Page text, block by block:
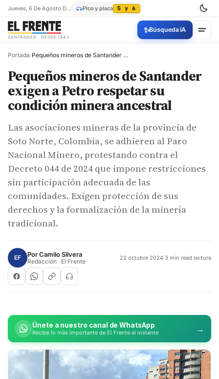
Jueves, 6 De Agosto De 2026 Pico y placa 5 y 6
SANTANDER · DESDE 1942
✨Búsqueda IA
Portada/ Pequeños mineros de Santander exigen a Petro respetar su condición minera ancestral
Pequeños mineros de Santander
exigen a Petro respetar su
condición minera ancestral
Las asociaciones mineras de la provincia de
Soto Norte, Colombia, se adhieren al Paro
Nacional Minero, protestando contra el
Decreto 044 de 2024 que impone restricciones
sin participación adecuada de las
comunidades. Exigen protección de sus
derechos y la formalización de la minería
tradicional.
EF PorCamilo Silvera
Redacción · El Frente 22 octubre 2024·3 min read lectura
Únete a nuestro canal de WhatsApp
Recibe lo más importante de El Frente al instante →